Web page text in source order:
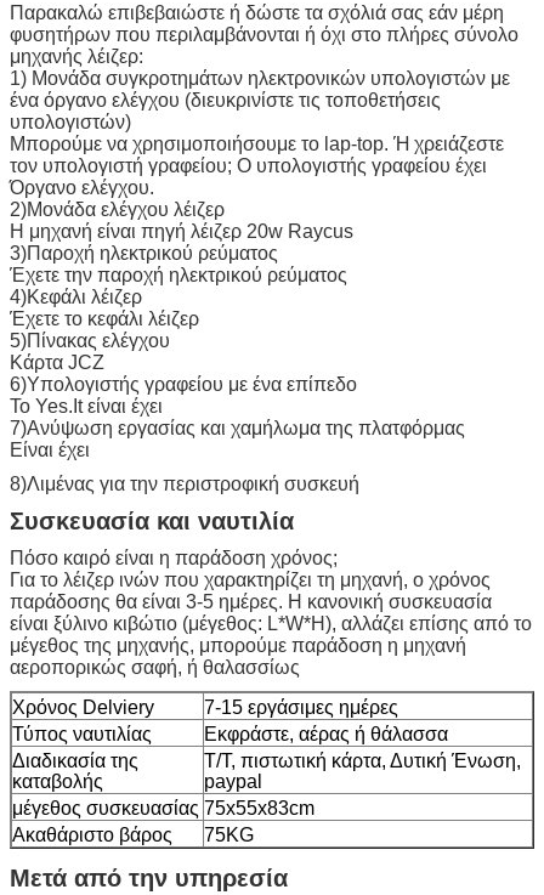
Παρακαλώ επιβεβαιώστε ή δώστε τα σχόλιά σας εάν μέρη
φυσητήρων που περιλαμβάνονται ή όχι στο πλήρες σύνολο
μηχανής λέιζερ:
1) Μονάδα συγκροτημάτων ηλεκτρονικών υπολογιστών με
ένα όργανο ελέγχου (διευκρινίστε τις τοποθετήσεις
υπολογιστών)
Μπορούμε να χρησιμοποιήσουμε το lap-top. Ή χρειάζεστε
τον υπολογιστή γραφείου; Ο υπολογιστής γραφείου έχει
Όργανο ελέγχου.
2)Μονάδα ελέγχου λέιζερ
Η μηχανή είναι πηγή λέιζερ 20w Raycus
3)Παροχή ηλεκτρικού ρεύματος
Έχετε την παροχή ηλεκτρικού ρεύματος
4)Κεφάλι λέιζερ
Έχετε το κεφάλι λέιζερ
5)Πίνακας ελέγχου
Κάρτα JCZ
6)Υπολογιστής γραφείου με ένα επίπεδο
Το Yes.It είναι έχει
7)Ανύψωση εργασίας και χαμήλωμα της πλατφόρμας
Είναι έχει
8)Λιμένας για την περιστροφική συσκευή
Συσκευασία και ναυτιλία
Πόσο καιρό είναι η παράδοση χρόνος;
Για το λέιζερ ινών που χαρακτηρίζει τη μηχανή, ο χρόνος
παράδοσης θα είναι 3-5 ημέρες. Η κανονική συσκευασία
είναι ξύλινο κιβώτιο (μέγεθος: L*W*H), αλλάζει επίσης από το
μέγεθος της μηχανής, μπορούμε παράδοση η μηχανή
αεροπορικώς σαφή, ή θαλασσίως
Χρόνος Delviery
7-15 εργάσιμες ημέρες
Τύπος ναυτιλίας
Εκφράστε, αέρας ή θάλασσα
Διαδικασία της
καταβολής
T/T, πιστωτική κάρτα, Δυτική Ένωση,
paypal
μέγεθος συσκευασίας 75x55x83cm
Ακαθάριστο βάρος
75KG
Μετά από την υπηρεσία